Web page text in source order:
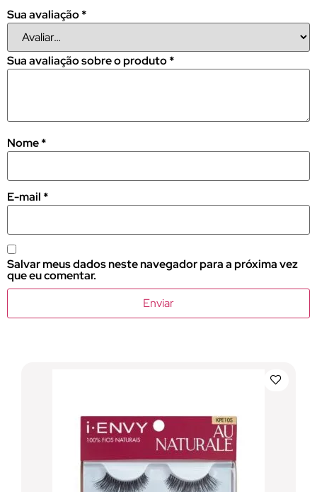
Sua avaliação*
Sua avaliação sobre o produto*
Nome*
E-mail *
Salvar meus dados neste navegador para a próxima vez
que eu comentar.